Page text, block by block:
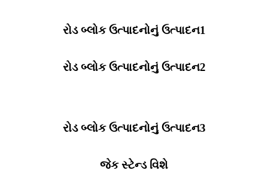
રોડ બ્લોક ઉત્પાદનોનું ઉત્પાદન1
રોડ બ્લોક ઉત્પાદનોનું ઉત્પાદન2
રોડ બ્લોક ઉત્પાદનોનું ઉત્પાદન3
જેક સ્ટેન્ડ વિશે